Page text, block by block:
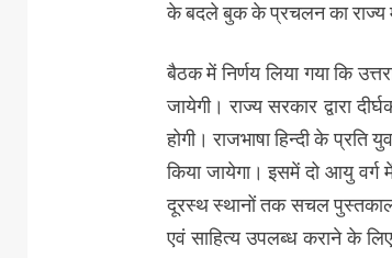
के बदले बुक के प्रचलन का राज्य में
बैठक में निर्णय लिया गया कि
जायेगी। राज्य सरकार द्वारा
होगी। राजभाषा हिन्दी के प्रति
किया जायेगा। इसमें दो आयु
दूरस्थ स्थानों तक सचल
एवं साहित्य उपलब्ध कराने के